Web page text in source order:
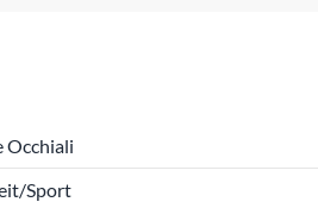
Occhiali
Sport